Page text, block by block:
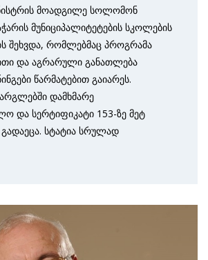
მოადგილე სოლომონ
მუნიციპალიტეტების სკოლების
შეხვდა, რომლებმაც პროგრამა
და აგრარული განათლება
წარმატებით გაიარეს.
დამხმარე
და სერტიფიკატი 153-ზე მეტ
სტატია სრულად